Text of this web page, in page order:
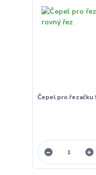
Čepel pro řezačku